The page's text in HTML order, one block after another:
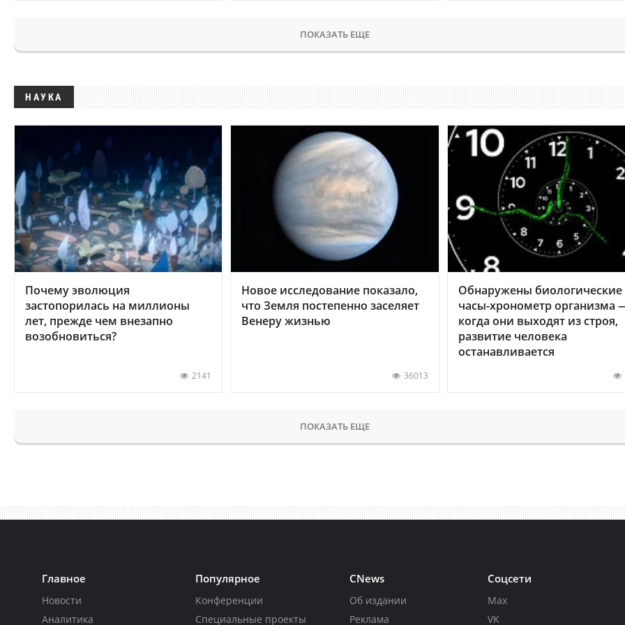
ПОКАЗАТЬ ЕЩЕ
НАУКА
Почему эволюция
застопорилась на миллионы
лет, прежде чем внезапно
возобновиться?
2141
Новое исследование показало,
что Земля постепенно заселяет
Венеру жизнью
36013
Обнаружены биологические
часы-хронометр организма
когда они выходят из строя,
развитие человека
останавливается
ПОКАЗАТЬ ЕЩЕ
Главное
Новости
Аналитика
Популярное
Конференции
Специальные проекты
CNews
Об издании
Реклама
Соцсети
Max
VK